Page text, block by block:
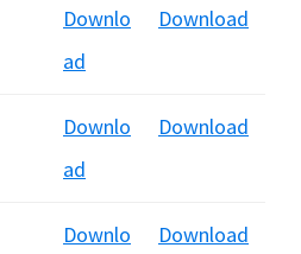
Downlo
ad
Download
Downlo
ad
Download
Downlo
Download